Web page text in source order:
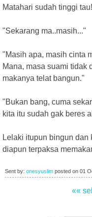
Matahari sudah tinggi
"Sekarang ma..masih..."
"Masih apa, masih cinta
Mana, masa suami tidak
makanya telat bangun."
"Bukan bang, cuma
kita itu sudah gak beres
Lelaki itupun bingun dan
diapun terpaksa
Sent by: onesyuslim posted on 01
««